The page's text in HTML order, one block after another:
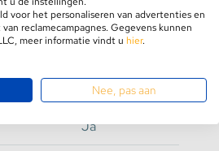
5A
90%
Ja
voor het personaliseren van advertenties en
reclamecampagnes. Gegevens kunnen
meer informatie vindt u hier.
Nee, pas aan